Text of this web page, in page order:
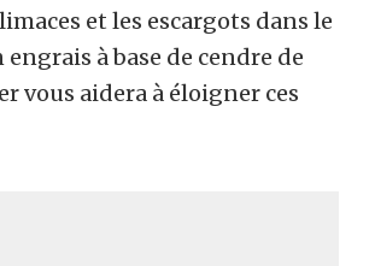
et les escargots dans le
à base de cendre de
vous aidera à éloigner ces